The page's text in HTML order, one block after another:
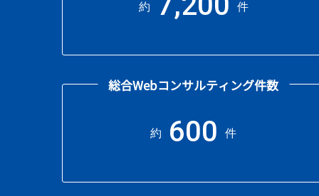
約 件
総合Webコンサルティング件数
約 600件